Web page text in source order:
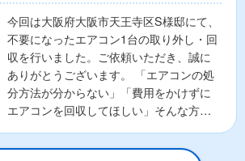
今回は大阪府大阪市天王寺区S様邸にて、
不要になったエアコン1台の取り外し・回
収を行いました。ご依頼いただき、誠に
ありがとうございます。 「エアコンの処
分方法が分からない」「費用をかけずに
エアコンを回収してほしい」そんな方に